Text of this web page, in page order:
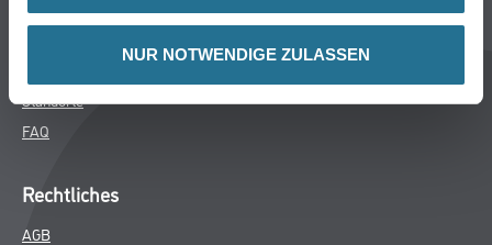
NUR NOTWENDIGE ZULASSEN
Services
Standorte
FAQ
Rechtliches
AGB